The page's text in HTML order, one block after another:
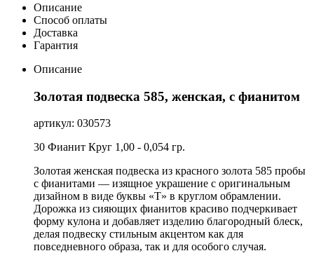
Описание
Способ оплаты
Доставка
Гарантия
Описание
Золотая подвеска 585, женская, с фианитом
артикул: 030573
30 Фианит Круг 1,00 - 0,054 гр.
Золотая женская подвеска из красного золота 585 пробы
с фианитами — изящное украшение с оригинальным
дизайном в виде буквы «Т» в круглом обрамлении.
Дорожка из сияющих фианитов красиво подчеркивает
форму кулона и добавляет изделию благородный блеск,
делая подвеску стильным акцентом как для
повседневного образа, так и для особого случая.